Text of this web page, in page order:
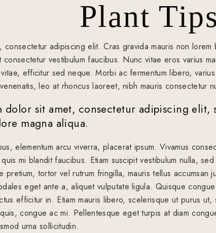
Plant Tips
consectetur adipiscing elit. Cras gravida mauris non
consectetur vestibulum faucibus. Nunc vitae eros varius
efficitur sed neque. Morbi ac fermentum libero,
leo at rhoncus laoreet, nibh mauris consectetur
dolor sit amet, consectetur adipiscing
magna aliqua.
elementum arcu viverra, placerat ipsum. Vivamus
mi blandit faucibus. Etiam suscipit vestibulum nulla,
pretium, tortor vel rutrum fringilla, mauris tellus accumsan
eget ante a, aliquet vulputate ligula. Quisque
efficitur in. Etiam mauris libero, scelerisque ut purus
congue ac mi. Pellentesque eget turpis at diam
urna sollicitudin.